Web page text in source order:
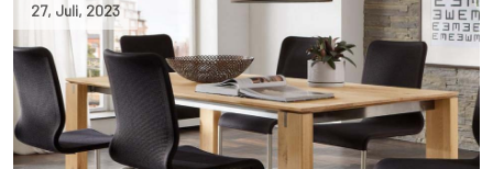
27, Juli, 2023